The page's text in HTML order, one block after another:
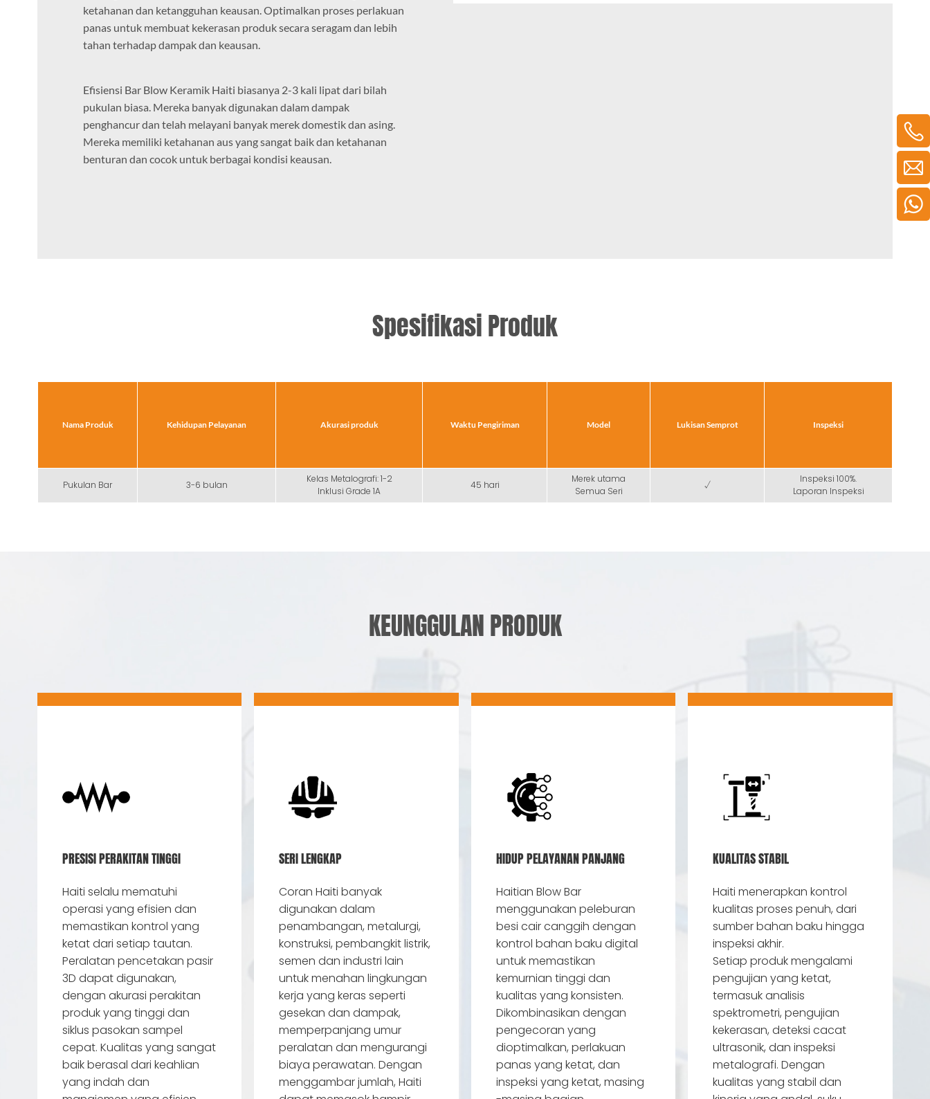
ketahanan dan ketangguhan keausan. Optimalkan proses perlakuan
panas untuk membuat kekerasan produk secara seragam dan lebih
tahan terhadap dampak dan keausan.
Efisiensi Bar Blow Keramik Haiti biasanya 2-3 kali lipat dari bilah
pukulan biasa. Mereka banyak digunakan dalam dampak
penghancur dan telah melayani banyak merek domestik dan asing.
Mereka memiliki ketahanan aus yang sangat baik dan ketahanan
benturan dan cocok untuk berbagai kondisi keausan.
Spesifikasi Produk
Nama Produk Kehidupan Pelayanan Akurasi produk Waktu Pengiriman Model Lukisan Semprot Inspeksi
Pukulan Bar 3-6 bulan
Kelas Metalografi: 1-2
Inklusi Grade 1A
45 hari
Merek utama
Semua Seri
√
Inspeksi 100%.
Laporan Inspeksi
KEUNGGULAN PRODUK
PRESISI PERAKITAN TINGGI
Haiti selalu mematuhi
operasi yang efisien dan
memastikan kontrol yang
ketat dari setiap tautan.
Peralatan pencetakan pasir
3D dapat digunakan,
dengan akurasi perakitan
produk yang tinggi dan
siklus pasokan sampel
cepat. Kualitas yang sangat
baik berasal dari keahlian
yang indah dan
SERI LENGKAP
Coran Haiti banyak
digunakan dalam
penambangan, metalurgi,
konstruksi, pembangkit listrik,
semen dan industri lain
untuk menahan lingkungan
kerja yang keras seperti
gesekan dan dampak,
memperpanjang umur
peralatan dan mengurangi
biaya perawatan. Dengan
menggambar jumlah, Haiti
HIDUP PELAYANAN PANJANG
Haitian Blow Bar
menggunakan peleburan
besi cair canggih dengan
kontrol bahan baku digital
untuk memastikan
kemurnian tinggi dan
kualitas yang konsisten.
Dikombinasikan dengan
pengecoran yang
dioptimalkan, perlakuan
panas yang ketat, dan
inspeksi yang ketat, masing
KUALITAS STABIL
Haiti menerapkan kontrol
kualitas proses penuh, dari
sumber bahan baku hingga
inspeksi akhir.
Setiap produk mengalami
pengujian yang ketat,
termasuk analisis
spektrometri, pengujian
kekerasan, deteksi cacat
ultrasonik, dan inspeksi
metalografi. Dengan
kualitas yang stabil dan